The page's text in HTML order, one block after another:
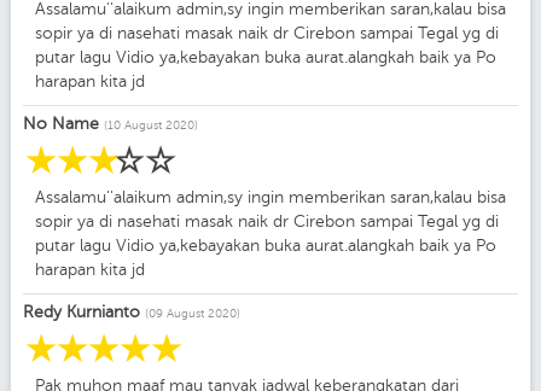
Assalamu''alaikum admin,sy ingin memberikan saran,kalau bisa
sopir ya di nasehati masak naik dr Cirebon sampai Tegal yg di
putar lagu Vidio ya,kebayakan buka aurat.alangkah baik ya Po
harapan kita jd
No Name (10 August 2020)
☆
☆
☆
☆
☆
Assalamu''alaikum admin,sy ingin memberikan saran,kalau bisa
sopir ya di nasehati masak naik dr Cirebon sampai Tegal yg di
putar lagu Vidio ya,kebayakan buka aurat.alangkah baik ya Po
harapan kita jd
Redy Kurnianto (09 August 2020)
☆
☆
☆
☆
☆
Pak muhon maaf mau tanyak jadwal keberangkatan dari